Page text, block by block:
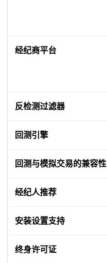
经纪商平台
反检测过滤器
回测引擎
回测与模拟交易的兼容性
经纪人推荐
安装设置支持
终身许可证